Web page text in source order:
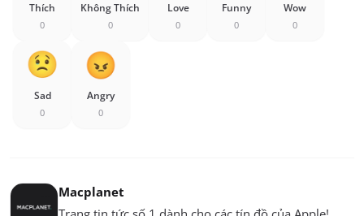
Thích
0
Không Thích
0
Love
0
Funny
0
Wow
0
Sad
0
Angry
0
Macplanet